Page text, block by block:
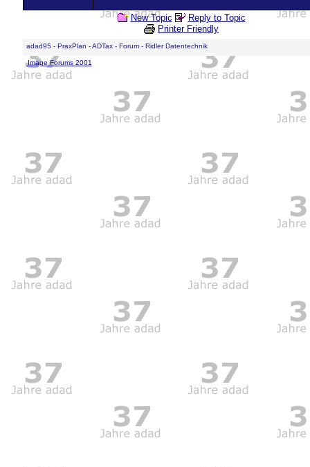
New Topic
Reply to Topic
Printer Friendly
adad95 - PraxPlan - ADTax - Forum - Ridler Datentechnik
Image Forums 2001